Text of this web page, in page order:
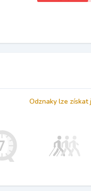
Odznaky lze získat